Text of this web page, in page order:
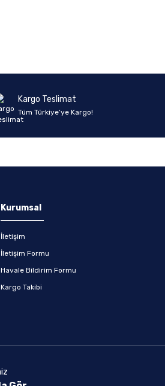
Kargo Teslimat
Tüm Türkiye’ye Kargo!
Kurumsal
İletişim
İletişim Formu
Havale Bildirim Formu
Kargo Takibi